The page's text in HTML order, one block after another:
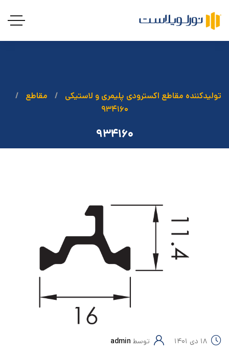
تولیدکننده مقاطع اکسترودی پلیمری و لاستیکی
مقاطع
۹۳۴۱۶۰
۹۳۴۱۶۰
۱۸ دی ۱۴۰۱ توسط admin